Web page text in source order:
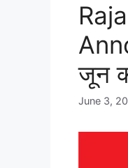
जून
June 3,